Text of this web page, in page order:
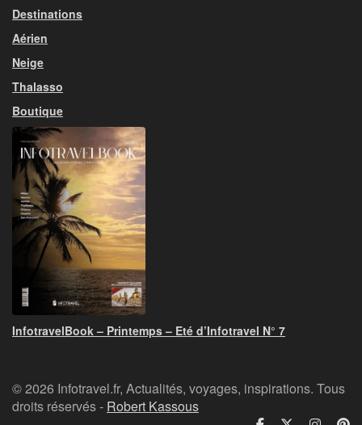
Destinations
Aérien
Neige
Thalasso
Boutique
InfotravelBook – Printemps – Eté d’Infotravel N° 7
© 2026 Infotravel.fr, Actualités, voyages, inspirations. Tous
droits réservés - Robert Kassous